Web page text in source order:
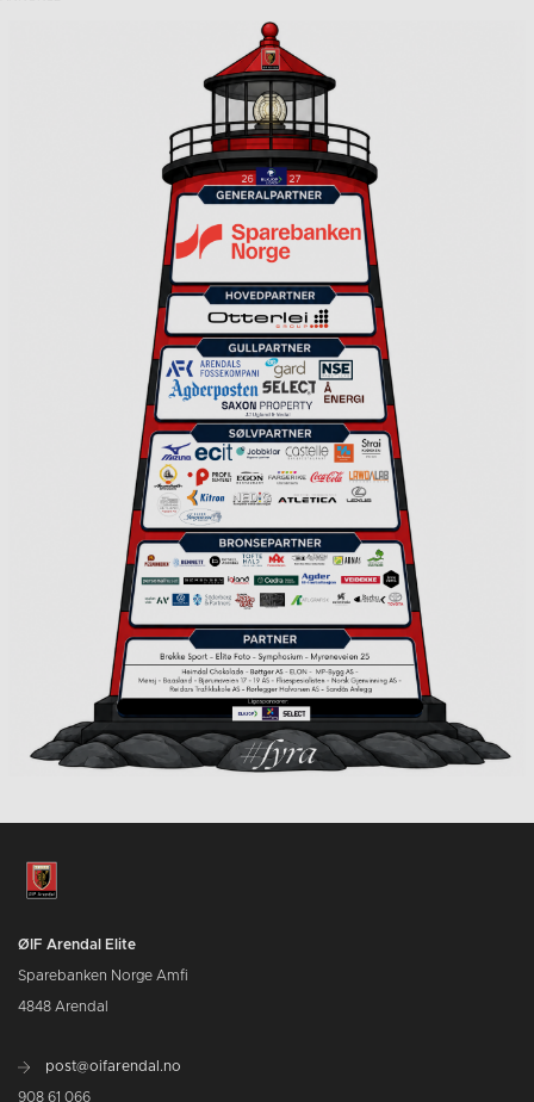
ØIF Arendal Elite
Sparebanken Norge Amfi
4848 Arendal
post@oifarendal.no
908 61 066